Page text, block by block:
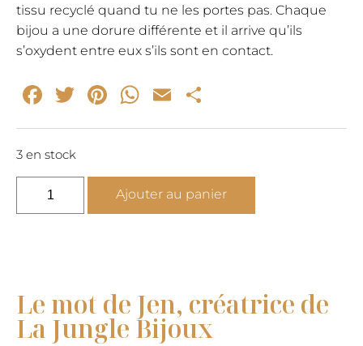
tissu recyclé quand tu ne les portes pas. Chaque
bijou a une dorure différente et il arrive qu’ils
s’oxydent entre eux s’ils sont en contact.
Facebook
Twitter
Pinterest
WhatsApp
Email
3 en stock
Ajouter au panier
Le mot de Jen, créatrice de
La Jungle Bijoux